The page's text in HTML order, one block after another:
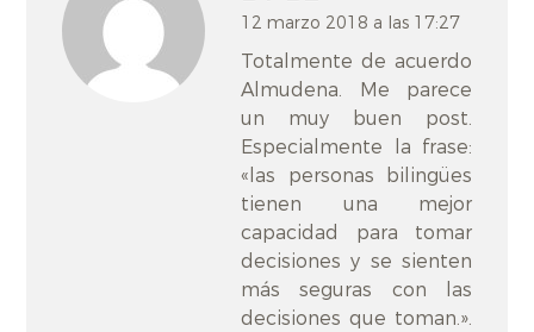
12 marzo 2018 a las 17:27
Totalmente de acuerdo
Almudena. Me parece
un muy buen post.
Especialmente la frase:
«las personas bilingües
tienen una mejor
capacidad para tomar
decisiones y se sienten
más seguras con las
decisiones que toman.».